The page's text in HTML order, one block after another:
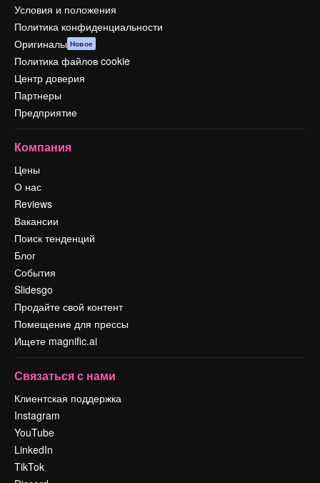
Условия и положения
Политика конфиденциальности
Оригиналы Новое
Политика файлов cookie
Центр доверия
Партнеры
Предприятие
Компания
Цены
О нас
Reviews
Вакансии
Поиск тенденций
Блог
События
Slidesgo
Продайте свой контент
Помещение для прессы
Ищете magnific.ai
Связаться с нами
Клиентская поддержка
Instagram
YouTube
LinkedIn
TikTok